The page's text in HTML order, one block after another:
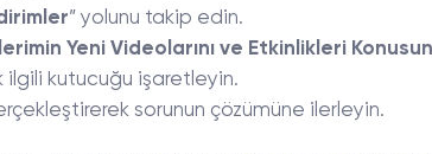
” yolunu takip edin.
Yeni Videolarını ve Etkinlikleri
ilgili kutucuğu işaretleyin.
sorunun çözümüne ilerleyin.